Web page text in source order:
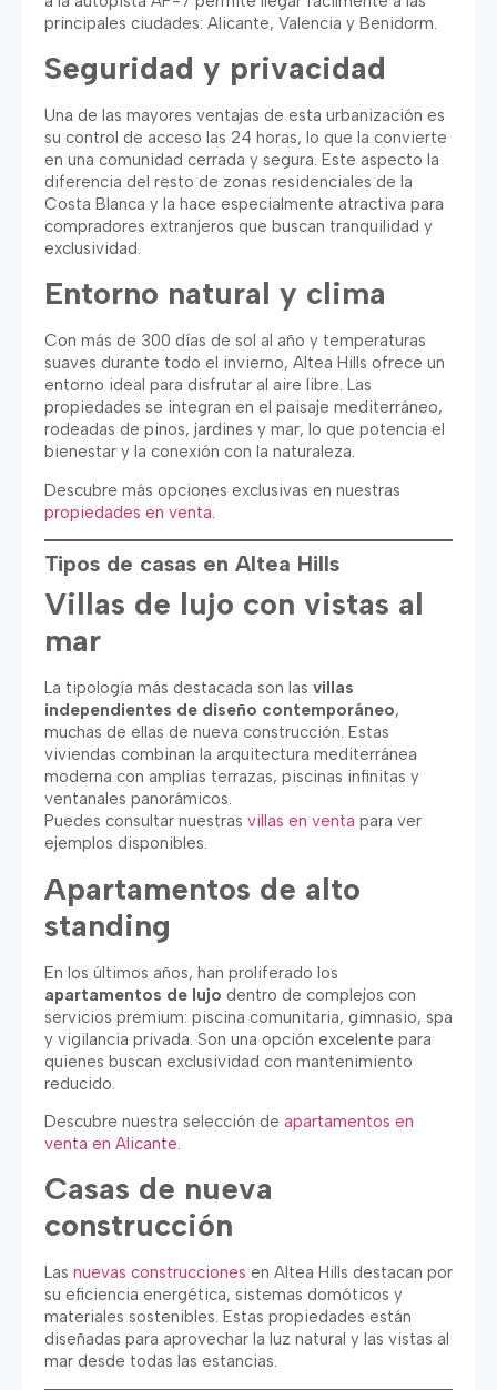
principales ciudades: Alicante, Valencia y Benidorm.
Seguridad y privacidad
Una de las mayores ventajas de esta urbanización es
su control de acceso las 24 horas, lo que la convierte
en una comunidad cerrada y segura. Este aspecto la
diferencia del resto de zonas residenciales de la
Costa Blanca y la hace especialmente atractiva para
compradores extranjeros que buscan tranquilidad y
exclusividad.
Entorno natural y clima
Con más de 300 días de sol al año y temperaturas
suaves durante todo el invierno, Altea Hills ofrece un
entorno ideal para disfrutar al aire libre. Las
propiedades se integran en el paisaje mediterráneo,
rodeadas de pinos, jardines y mar, lo que potencia el
bienestar y la conexión con la naturaleza.
Descubre más opciones exclusivas en nuestras
propiedades en venta.
Tipos de casas en Altea Hills
Villas de lujo con vistas al
mar
La tipología más destacada son las villas
independientes de diseño contemporáneo,
muchas de ellas de nueva construcción. Estas
viviendas combinan la arquitectura mediterránea
moderna con amplias terrazas, piscinas infinitas y
ventanales panorámicos.
Puedes consultar nuestras villas en venta para ver
ejemplos disponibles.
Apartamentos de alto
standing
En los últimos años, han proliferado los
apartamentos de lujo dentro de complejos con
servicios premium: piscina comunitaria, gimnasio, spa
y vigilancia privada. Son una opción excelente para
quienes buscan exclusividad con mantenimiento
reducido.
Descubre nuestra selección de apartamentos en
venta en Alicante.
Casas de nueva
construcción
Las nuevas construcciones en Altea Hills destacan por
su eficiencia energética, sistemas domóticos y
materiales sostenibles. Estas propiedades están
diseñadas para aprovechar la luz natural y las vistas al
mar desde todas las estancias.